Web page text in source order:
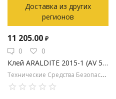
Доставка из других
регионов
11 205.00 ₽
0
0
Клей ARALDITE 2015-1 (AV 5308 / HV 5309-1) (200 мл)
Технические Средства Безопасности